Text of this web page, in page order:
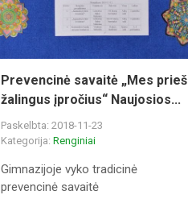
Prevencinė savaitė „Mes prieš
žalingus įpročius“ Naujosios...
Paskelbta: 2018-11-23
Kategorija: Renginiai
Gimnazijoje vyko tradicinė
prevencinė savaitė